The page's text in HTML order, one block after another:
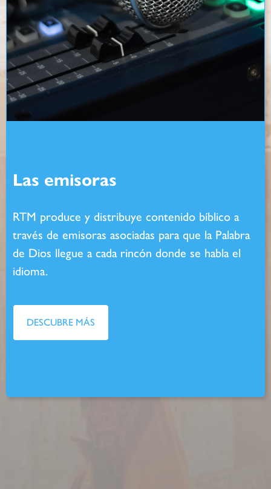
Las emisoras
RTM produce y distribuye contenido bíblico a
través de emisoras asociadas para que la Palabra
de Dios llegue a cada rincón donde se habla el
idioma.
DESCUBRE MÁS